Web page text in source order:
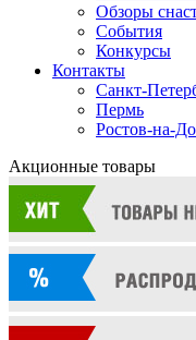
Обзоры
События
Конкурсы
Контакты
Санкт-
Пермь
Ростов-на-
Акционные товары